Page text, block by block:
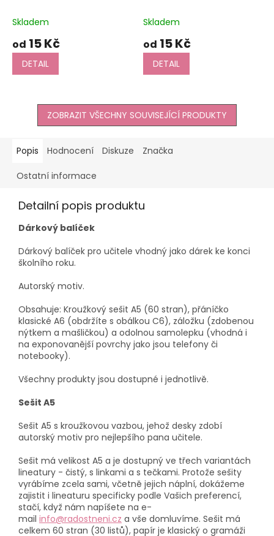
Skladem
od 15 Kč
DETAIL
Skladem
od 15 Kč
DETAIL
ZOBRAZIT VŠECHNY SOUVISEJÍCÍ PRODUKTY
Popis Hodnocení Diskuze Značka
Ostatní informace
Detailní popis produktu
Dárkový balíček
Dárkový balíček pro učitele vhodný jako dárek ke konci
školního roku.
Autorský motiv.
Obsahuje: Kroužkový sešit A5 (60 stran), přáníčko
klasické A6 (obdržíte s obálkou C6), záložku (zdobenou
nýtkem a mašličkou) a odolnou samolepku (vhodná i
na exponovanější povrchy jako jsou telefony či
notebooky).
Všechny produkty jsou dostupné i jednotlivě.
Sešit A5
Sešit A5 s kroužkovou vazbou, jehož desky zdobí
autorský motiv pro nejlepšího pana učitele.
Sešit má velikost A5 a je dostupný ve třech variantách
lineatury - čistý, s linkami a s tečkami. Protože sešity
vyrábíme zcela sami, včetně jejich náplní, dokážeme
zajistit i lineaturu specificky podle Vašich preferencí,
stačí, když nám napíšete na e-
mail info@radostneni.cz a vše domluvíme. Sešit má
celkem 60 stran (30 listů), papír je klasický o gramáži